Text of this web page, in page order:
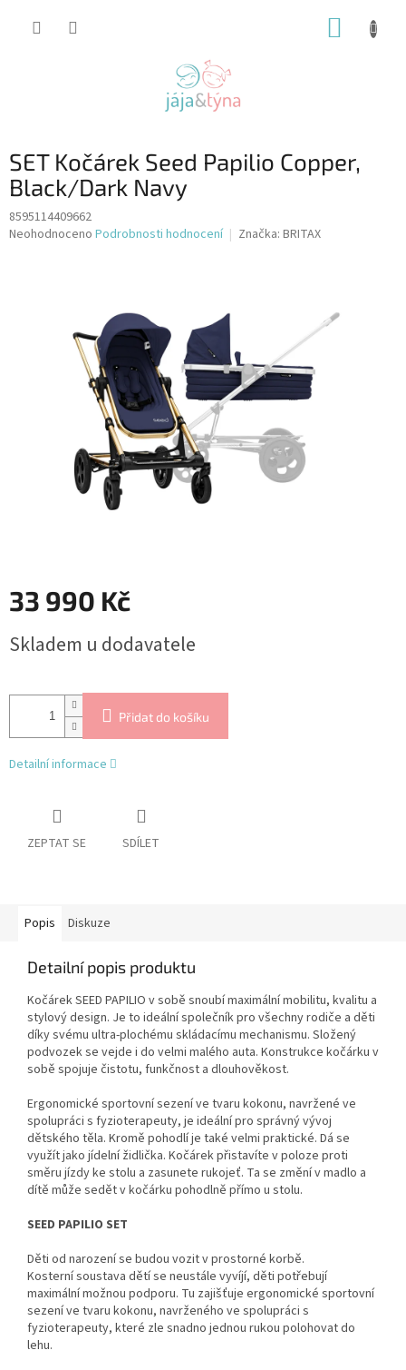
SET Kočárek Seed Papilio Copper,
Black/Dark Navy
8595114409662
Průměrné
Neohodnoceno Podrobnosti hodnocení Značka: BRITAX
33 990 Kč
cena:
Skladem u dodavatele
Přidat do košíku
Detailní informace
ZEPTAT SE SDÍLET
Popis Diskuze
Detailní popis produktu
Kočárek SEED PAPILIO v sobě snoubí maximální mobilitu, kvalitu a
stylový design. Je to ideální společník pro všechny rodiče a děti
díky svému ultra-plochému skládacímu mechanismu. Složený
podvozek se vejde i do velmi malého auta. Konstrukce kočárku v
sobě spojuje čistotu, funkčnost a dlouhověkost.
Ergonomické sportovní sezení ve tvaru kokonu, navržené ve
spolupráci s fyzioterapeuty, je ideální pro správný vývoj
dětského těla. Kromě pohodlí je také velmi praktické. Dá se
využít jako jídelní židlička. Kočárek přistavíte v poloze proti
směru jízdy ke stolu a zasunete rukojeť. Ta se změní v madlo a
dítě může sedět v kočárku pohodlně přímo u stolu.
SEED PAPILIO SET
Děti od narození se budou vozit v prostorné korbě.
Kosterní soustava dětí se neustále vyvíjí, děti potřebují
maximální možnou podporu. Tu zajišťuje ergonomické sportovní
sezení ve tvaru kokonu, navrženého ve spolupráci s
fyzioterapeuty, které zle snadno jednou rukou polohovat do
lehu.